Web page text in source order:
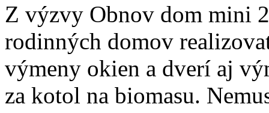
Z výzvy Obnov dom mini
rodinných domov
výmeny okien a dverí aj
za kotol na biomasu.